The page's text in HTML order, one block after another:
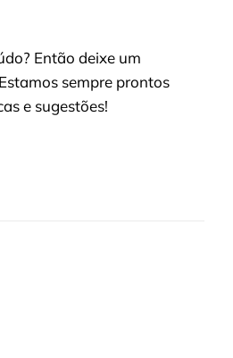
Então deixe um
sempre prontos
e sugestões!